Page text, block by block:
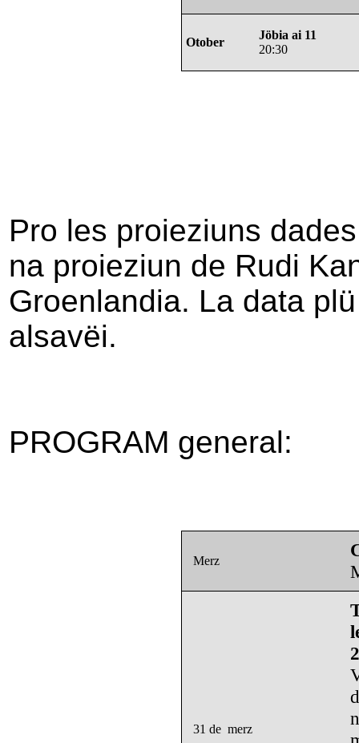
Otober
Jöbia ai 11
20:30
Pro les proieziuns
na proieziun de Rudi
Groenlandia. La data
alsavëi.
PROGRAM general:
Merz
31 de merz